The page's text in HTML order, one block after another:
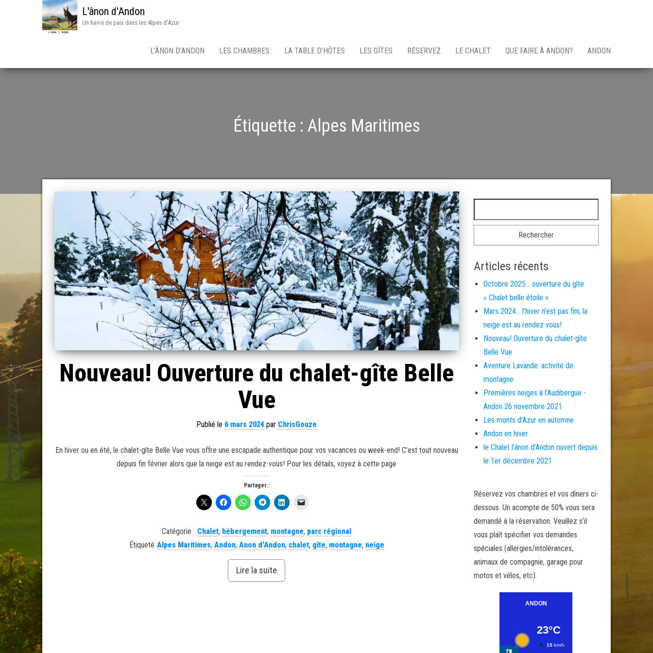
L'ânon d'Andon
Un havre de paix dans les Alpes d'Azur
L’ÂNON D’ANDON LES CHAMBRES LA TABLE D’HÔTES LES GÎTES RÉSERVEZ LE CHALET QUE FAIRE À ANDON? ANDON
Étiquette : Alpes Maritimes
Nouveau! Ouverture du chalet-gîte Belle
Vue
Publié le 6 mars 2024 par ChrisGouze
En hiver ou en été, le chalet-gîte Belle Vue vous offre une escapade authentique pour vos vacances ou week-end! C’est tout nouveau
depuis fin février alors que la neige est au rendez-vous! Pour les détails, voyez à cette page
Partager :
Catégorie : Chalet, hébergement, montagne, parc régional
Étiqueté Alpes Maritimes, Andon, Anon d'Andon, chalet, gîte, montagne, neige
Lire la suite
Articles récents
Octobre 2025… ouverture du gîte
« Chalet belle étoile »
Mars 2024… l’hiver n’est pas fini; la
neige est au rendez vous!
Nouveau! Ouverture du chalet-gîte
Belle Vue
Aventure Lavande: activité de
montagne
Premières neiges à l’Audibergue -
Andon 26 novembre 2021
Les monts d’Azur en automne
Andon en hiver
le Chalet l’ânon d’Andon ouvert depuis
le 1er décembre 2021
Réservez vos chambres et vos dîners ci-
dessous. Un acompte de 50% vous sera
demandé à la réservation. Veuillez s’il
vous plaît spécifier vos demandes
spéciales (allergies/intolérances,
animaux de compagnie, garage pour
motos et vélos, etc).